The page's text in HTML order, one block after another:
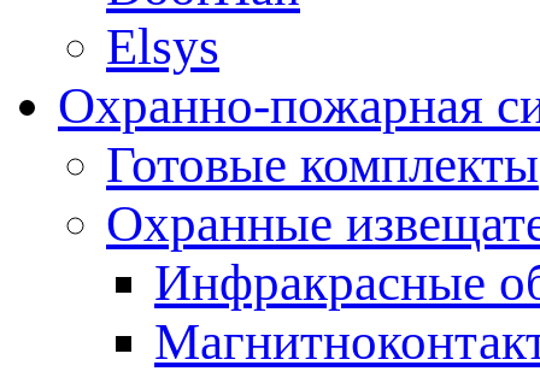
Elsys
Охранно-пожарная
Готовые комплекты
Охранные
Инфракрасные